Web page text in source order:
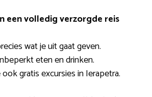
een volledig verzorgde reis
wat je uit gaat geven.
eten en drinken.
gratis excursies in Ierapetra.